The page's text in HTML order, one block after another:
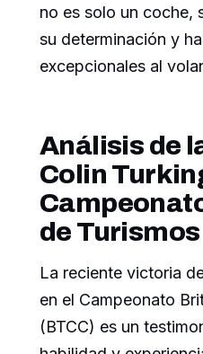
no es solo un coche,
su determinación y
excepcionales al
Análisis de
Colin
de Turismos
La reciente victoria
en el Campeonato
(BTCC) es un